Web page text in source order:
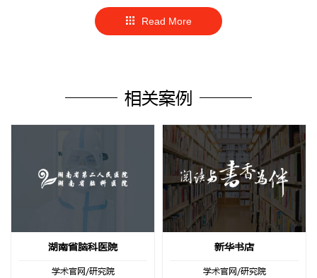
Read More
相关案例
湖南省脑科医院
学术官网/研究院
新华书店
学术官网/研究院